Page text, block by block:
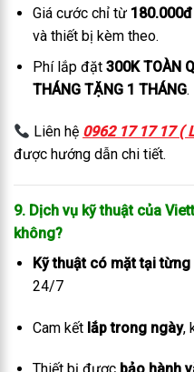
Giá cước chỉ từ
và thiết bị kèm theo.
Phí lắp đặt 300K TOÀN
THÁNG TẶNG 1 THÁNG.
Liên hệ 0962 17 17 17 (
được hướng dẫn chi tiết.
9. Dịch vụ kỹ thuật của
không?
Kỹ thuật có mặt tại từng
24/7
Cam kết lắp trong ngày,